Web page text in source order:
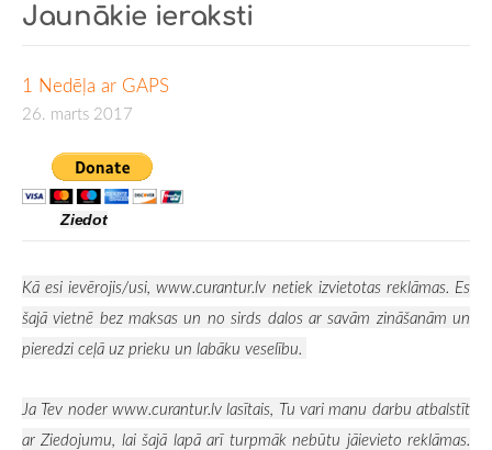
Jaunākie ieraksti
1 Nedēļa ar GAPS
26. marts 2017
Ziedot
Kā esi ievērojis/usi, www.curantur.lv netiek izvietotas reklāmas. Es
šajā vietnē bez maksas un no sirds dalos ar savām zināšanām un
pieredzi ceļā uz prieku un labāku veselību.
Ja Tev noder www.curantur.lv lasītais, Tu vari manu darbu atbalstīt
ar Ziedojumu, lai šajā lapā arī turpmāk nebūtu jāievieto reklāmas.